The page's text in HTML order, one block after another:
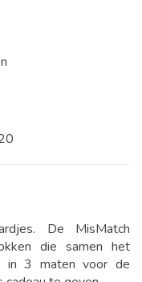
De MisMatch
die samen het
in 3 maten voor de